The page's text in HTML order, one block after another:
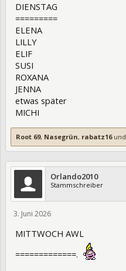
DIENSTAG
=========
ELENA
LILLY
ELIF
SUSI
ROXANA
JENNA
etwas später
MICHI
Root 69, Nasegrün, rabatz16und
Orlando2010
Stammschreiber
3. Juni 2026
MITTWOCH AWL
=============.